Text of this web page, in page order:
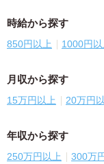
時給から探す
850円以上 1000円以
月収から探す
15万円以上 20万円
年収から探す
250万円以上 300万